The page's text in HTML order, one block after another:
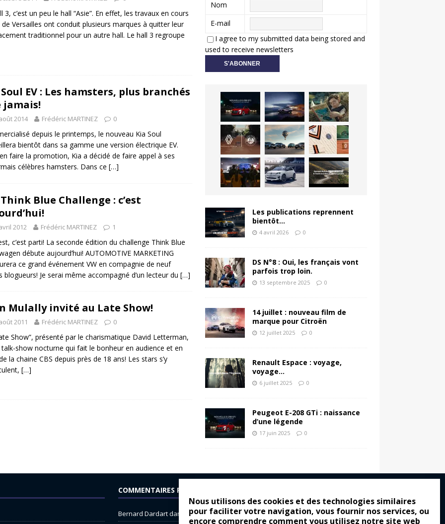
Nous utilisons des cookies et des technologies similaires
pour faciliter votre navigation, vous fournir nos services, ou
encore comprendre comment vous utilisez notre site web
3, c’est un peu le hall “Asie”. En effet, les travaux en cours
de Versailles ont conduit plusieurs marques à quitter leur
traditionnel pour un autre hall. Le hall 3 regroupe
EV : Les hamsters, plus branchés
jamais!
2014 Frédéric MARTINEZ 0
depuis le printemps, le nouveau Kia Soul
bientôt dans sa gamme une version électrique EV.
faire la promotion, Kia a décidé de faire appel à ses
célèbres hamsters. Dans ce […]
Blue Challenge : c’est
2012 Frédéric MARTINEZ 1
c’est parti! La seconde édition du challenge Think Blue
débute aujourd’hui! AUTOMOTIVE MARKETING
ce grand événement VW en compagnie de neuf
blogueurs! Je serai même accompagné d’un lecteur du […]
Mulally invité au Late Show!
2011 Frédéric MARTINEZ 0
Show”, présenté par le charismatique David Letterman,
show nocturne qui fait le bonheur en audience et en
la chaine CBS depuis près de 18 ans! Les stars s’y
[…]
Nom
E-mail
I agree to my submitted data being stored and
used to receive newsletters
Les publications reprennent
bientôt…
4 avril 2026 0
DS N°8 : Oui, les français vont
parfois trop loin.
13 septembre 2025 0
14 juillet : nouveau film de
marque pour Citroën
12 juillet 2025 0
Renault Espace : voyage,
voyage…
6 juillet 2025 0
Peugeot E-208 GTi : naissance
d’une légende
17 juin 2025 0
COMMENTAIRES RÉCENTS
Bernard Dardartdans Dacia Sandero : pour les gens vrais